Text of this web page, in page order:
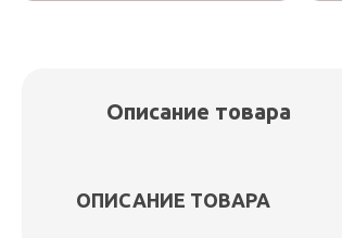
Описание товара
ОПИСАНИЕ ТОВАРА